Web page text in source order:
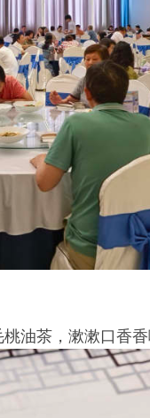
油茶，漱漱口香